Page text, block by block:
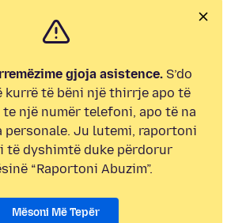
gjoja asistence. S’do
kurrë të bëni një thirrje apo të
një numër telefoni, apo të na
personale. Ju lutemi, raportoni
të dyshimtë duke përdorur
“Raportoni Abuzim”.
Mësoni Më Tepër